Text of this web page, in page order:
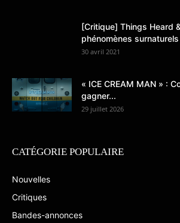
[Critique] Things Heard
phénomènes
30 avril 2021
« ICE CREAM MAN » :
gagner...
29 juillet 2026
CATÉGORIE POPULAIRE
Nouvelles
Critiques
Bandes-annonces